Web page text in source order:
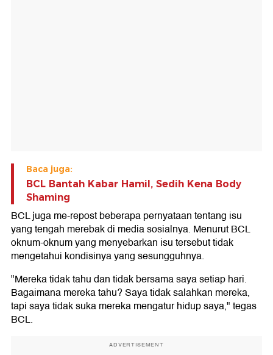
Baca juga:
BCL Bantah Kabar Hamil, Sedih Kena Body
Shaming
BCL juga me-repost beberapa pernyataan tentang isu
yang tengah merebak di media sosialnya. Menurut BCL
oknum-oknum yang menyebarkan isu tersebut tidak
mengetahui kondisinya yang sesungguhnya.
"Mereka tidak tahu dan tidak bersama saya setiap hari.
Bagaimana mereka tahu? Saya tidak salahkan mereka,
tapi saya tidak suka mereka mengatur hidup saya," tegas
BCL.
ADVERTISEMENT